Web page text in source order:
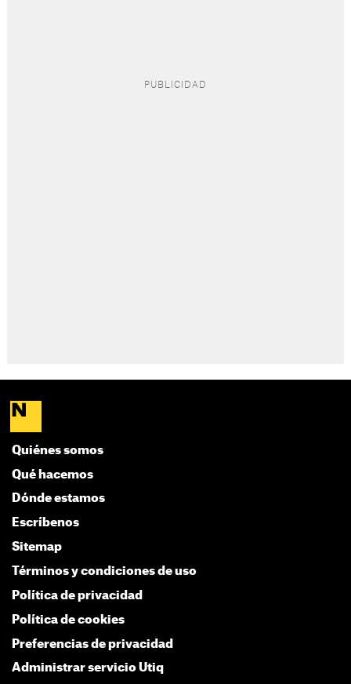
Quiénes somos
Qué hacemos
Dónde estamos
Escríbenos
Sitemap
Términos y condiciones de uso
Política de privacidad
Política de cookies
Preferencias de privacidad
Administrar servicio Utiq